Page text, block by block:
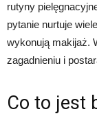
rutyny
pytanie nurtuje
wykonują makijaż.
zagadnieniu i
Co to jest